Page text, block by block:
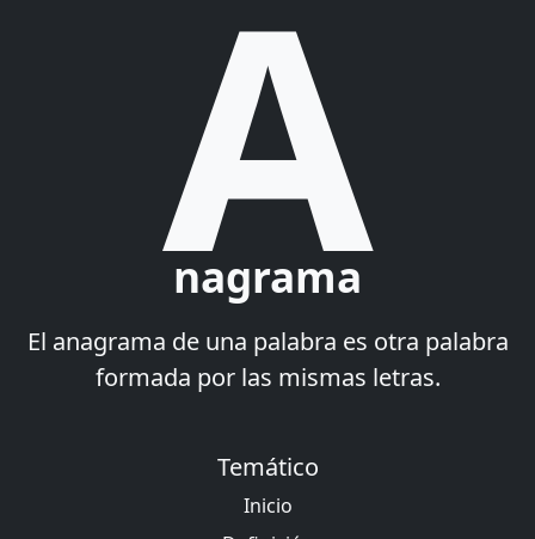
A
nagrama
El anagrama de una palabra es otra palabra
formada por las mismas letras.
Temático
Inicio